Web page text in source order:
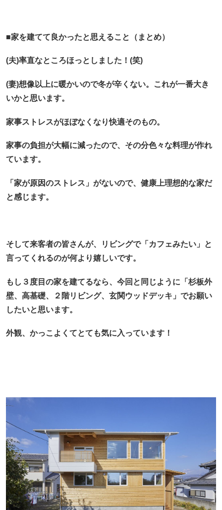
■家を建てて良かったと思えること（まとめ）
(夫)率直なところほっとしました！(笑)
(妻)想像以上に暖かいので冬が辛くない。これが一番大き
いかと思います。
家事ストレスがほぼなくなり快適そのもの。
家事の負担が大幅に減ったので、その分色々な料理が作れ
ています。
「家が原因のストレス」がないので、健康上理想的な家だ
と感じます。
そして来客者の皆さんが、リビングで「カフェみたい」と
言ってくれるのが何より嬉しいです。
もし３度目の家を建てるなら、今回と同じように「杉板外
壁、高基礎、２階リビング、玄関ウッドデッキ」でお願い
したいと思います。
外観、かっこよくてとても気に入っています！